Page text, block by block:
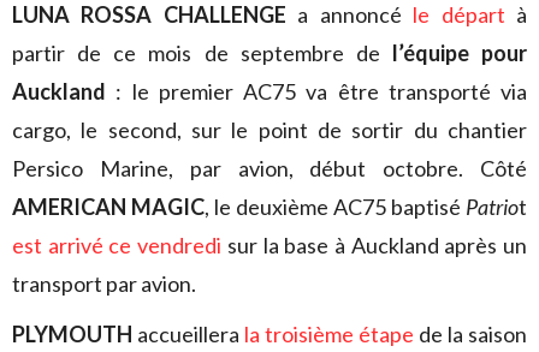
LUNA ROSSA CHALLENGE a annoncé le départ à
partir de ce mois de septembre de l’équipe pour
Auckland : le premier AC75 va être transporté via
cargo, le second, sur le point de sortir du chantier
Persico Marine, par avion, début octobre. Côté
AMERICAN MAGIC, le deuxième AC75 baptisé Patriot
est arrivé ce vendredi sur la base à Auckland après un
transport par avion.
PLYMOUTH accueillera la troisième étape de la saison